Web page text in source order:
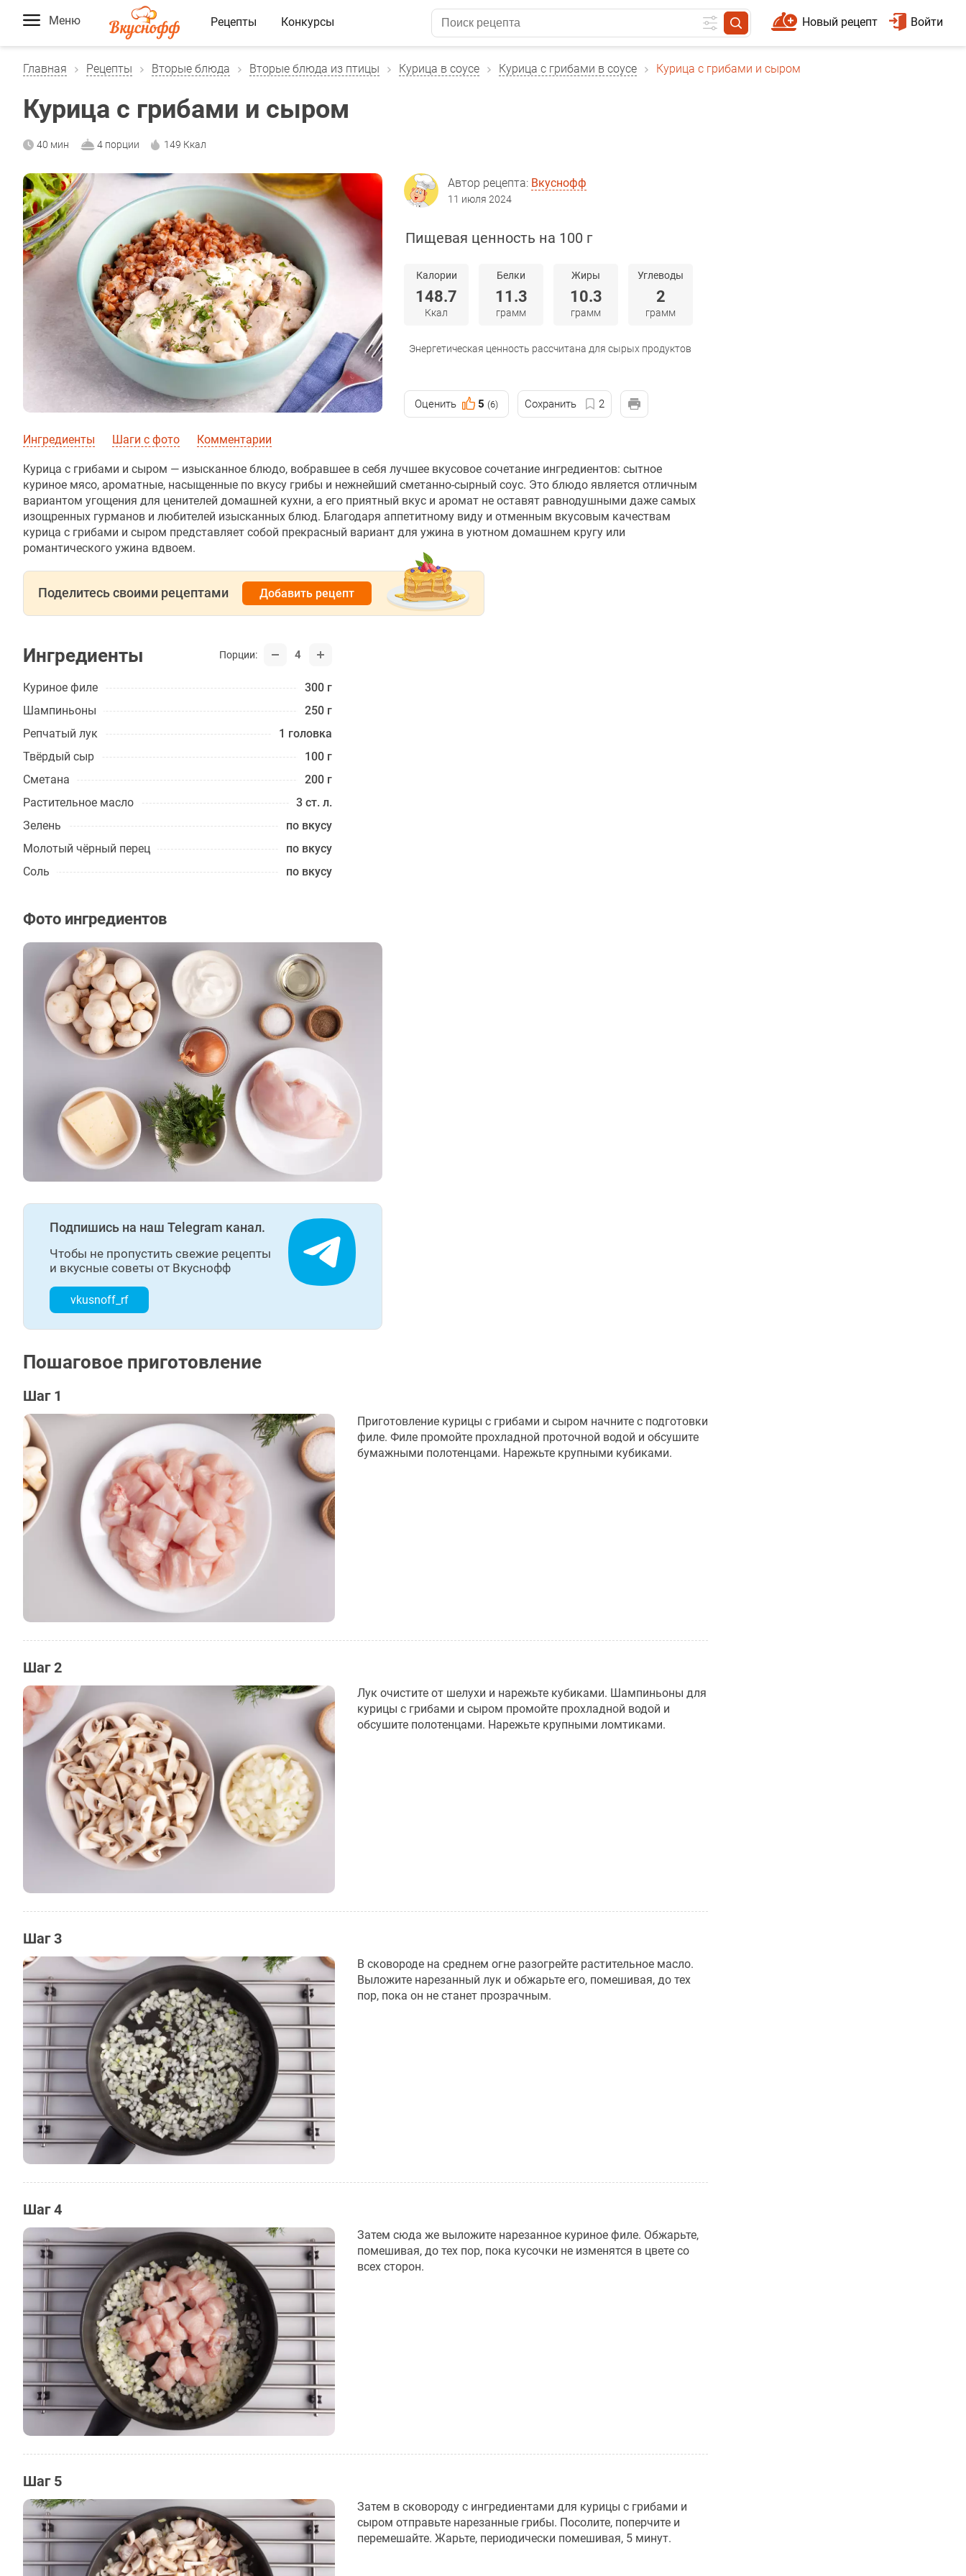
Меню Рецепты Конкурсы Войти
Новый рецепт
Главная Рецепты Вторые блюда Вторые блюда из птицы Курица в соусе Курица с грибами в соусе Курица с грибами и сыром
Курица с грибами и сыром
40 мин 4 порции 149 Ккал
Автор рецепта: Вкуснофф
11 июля 2024
Пищевая ценность на 100 г
Калории
148.7
Ккал
Белки
11.3
грамм
Жиры
10.3
грамм
Углеводы
2
грамм
Энергетическая ценность рассчитана для сырых продуктов
Оценить 5 (6) Сохранить 2
Ингредиенты Шаги с фото Комментарии
Курица с грибами и сыром — изысканное блюдо, вобравшее в себя лучшее вкусовое сочетание ингредиентов: сытное
куриное мясо, ароматные, насыщенные по вкусу грибы и нежнейший сметанно-сырный соус. Это блюдо является отличным
вариантом угощения для ценителей домашней кухни, а его приятный вкус и аромат не оставят равнодушными даже самых
изощренных гурманов и любителей изысканных блюд. Благодаря аппетитному виду и отменным вкусовым качествам
курица с грибами и сыром представляет собой прекрасный вариант для ужина в уютном домашнем кругу или
романтического ужина вдвоем.
Поделитесь своими рецептами Добавить рецепт
Ингредиенты Порции: 4
Куриное филе
300 г
Шампиньоны
250 г
Репчатый лук
1 головка
Твёрдый сыр
100 г
Сметана
200 г
Растительное масло
3 ст. л.
Зелень
по вкусу
Молотый чёрный перец
по вкусу
Соль
по вкусу
Фото ингредиентов
Подпишись на наш Telegram канал.
Чтобы не пропустить свежие рецепты
и вкусные советы от Вкуснофф
vkusnoff_rf
Пошаговое приготовление
Шаг 1
Приготовление курицы с грибами и сыром начните с подготовки
филе. Филе промойте прохладной проточной водой и обсушите
бумажными полотенцами. Нарежьте крупными кубиками.
Шаг 2
Лук очистите от шелухи и нарежьте кубиками. Шампиньоны для
курицы с грибами и сыром промойте прохладной водой и
обсушите полотенцами. Нарежьте крупными ломтиками.
Шаг 3
В сковороде на среднем огне разогрейте растительное масло.
Выложите нарезанный лук и обжарьте его, помешивая, до тех
пор, пока он не станет прозрачным.
Шаг 4
Затем сюда же выложите нарезанное куриное филе. Обжарьте,
помешивая, до тех пор, пока кусочки не изменятся в цвете со
всех сторон.
Шаг 5
Затем в сковороду с ингредиентами для курицы с грибами и
сыром отправьте нарезанные грибы. Посолите, поперчите и
перемешайте. Жарьте, периодически помешивая, 5 минут.